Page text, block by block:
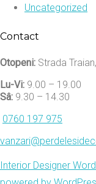
Uncategorized
Contact
Otopeni: Strada
Lu-Vi: 9.00 – 19.00
Sâ: 9.30 – 14.30
0760 197 975
Interior Designer